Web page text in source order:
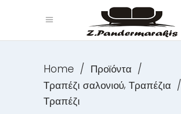
Home / Προϊόντα /
Τραπέζι σαλονιού, Τραπέζια /
Τραπέζι